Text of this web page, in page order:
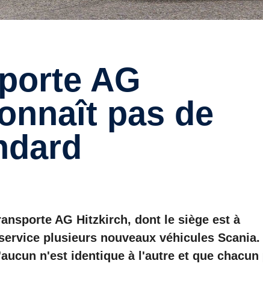
pas de
AG Hitzkirch, dont le siège est à
plusieurs nouveaux véhicules Scania.
n'est identique à l'autre et que chacun